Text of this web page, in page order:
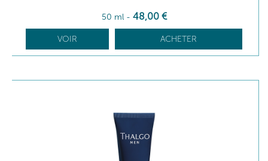
50 ml - 48,00 €
VOIR ACHETER